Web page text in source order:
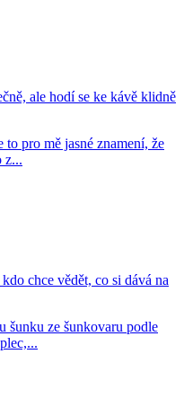
ale hodí se ke kávě klidně
to pro mě jasné znamení, že
z...
chce vědět, co si dává na
šunku ze šunkovaru podle